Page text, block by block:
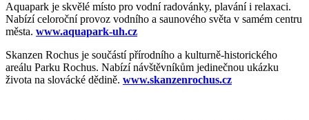
Aquapark je skvělé místo pro vodní radovánky, plavání i relaxaci.
Nabízí celoroční provoz vodního a saunového světa v samém centru
města. www.aquapark-uh.cz
Skanzen Rochus je součástí přírodního a kulturně-historického
areálu Parku Rochus. Nabízí návštěvníkům jedinečnou ukázku
života na slovácké dědině. www.skanzenrochus.cz